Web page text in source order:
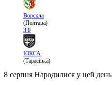
Ворскла
(Полтава)
3:0
ЮКСА
(Тарасівка)
8 серпня Народилися у цей день